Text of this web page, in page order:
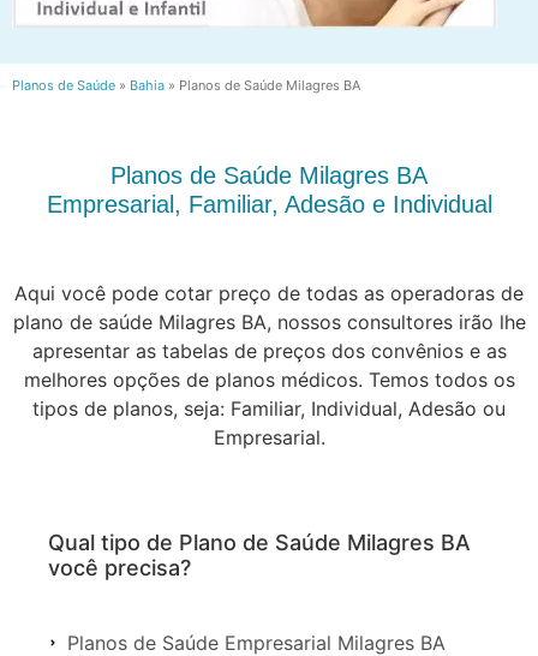
Planos de Saúde » Bahia » Planos de Saúde Milagres BA
Planos de Saúde Milagres BA
Empresarial, Familiar, Adesão e Individual
Aqui você pode cotar preço de todas as operadoras de
plano de saúde Milagres BA, nossos consultores irão lhe
apresentar as tabelas de preços dos convênios e as
melhores opções de planos médicos. Temos todos os
tipos de planos, seja: Familiar, Individual, Adesão ou
Empresarial.
Qual tipo de Plano de Saúde Milagres BA
você precisa?
Planos de Saúde Empresarial Milagres BA